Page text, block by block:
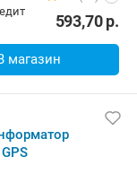
593,70р.
магазин